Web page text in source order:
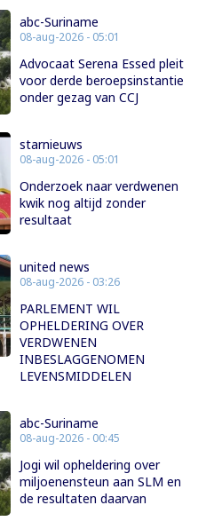
abc-Suriname
08-aug-2026 - 05:01
Advocaat Serena Essed pleit
voor derde beroepsinstantie
onder gezag van CCJ
starnieuws
08-aug-2026 - 05:01
Onderzoek naar verdwenen
kwik nog altijd zonder
resultaat
united news
08-aug-2026 - 03:26
PARLEMENT WIL
OPHELDERING OVER
VERDWENEN
INBESLAGGENOMEN
LEVENSMIDDELEN
abc-Suriname
08-aug-2026 - 00:45
Jogi wil opheldering over
miljoenensteun aan SLM en
de resultaten daarvan